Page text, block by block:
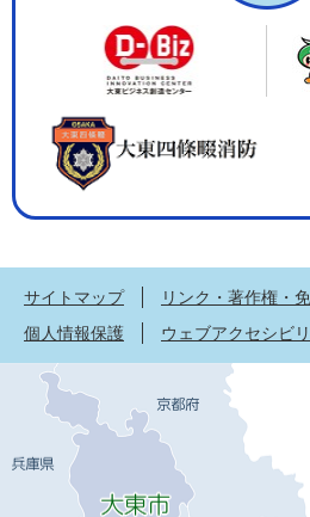
サイトマップ
リンク・著作権・
個人情報保護
ウェブアクセシビ